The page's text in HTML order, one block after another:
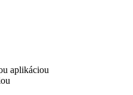
aplikáciou